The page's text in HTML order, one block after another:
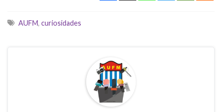
Tags
AUFM, curiosidades